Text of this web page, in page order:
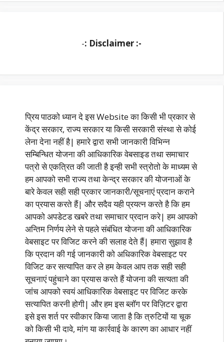
-: Disclaimer :-
प्रिय पाठको ध्यान दे इस Website का किसी भी प्रकार से
केंद्र सरकार, राज्य सरकार या किसी सरकारी संस्था से कोई
लेना देना नहीं है| हमारे द्वारा सभी जानकारी विभिन्न
सम्बिन्धित योजना की आधिकारिक वेबसाइड तथा समाचार
पत्रो से एकत्रित की जाती है इन्ही सभी स्त्रोतो के माध्यम से
हम आपको सभी राज्य तथा केन्द्र सरकार की योजनाओं के
बारे केवल सही सही प्रकार जानकारी/सूचनाएं प्रदान कराने
का प्रयास करते हैं| और सदैव यही प्रयत्न करते है कि हम
आपको अपडेटड खबरे तथा समाचार प्रदान करे| हम आपको
अन्तिम निर्णय लेने से पहले संबंधित योजना की आधिकारिक
वेबसाइट पर विजिट करने की सलाह देते हैं| हमारा सुझाव है
कि प्रदान की गई जानकारी को अधिकारिक वेबसाइट पर
विजिट कर सत्यापित कर ले हम केवल आप तक सही सही
सूचनाएं पहुंचाने का प्रयास करते हैं योजना की सत्यता की
जांच आपको स्वयं आधिकारिक वेबसाइट पर विजिट करके
सत्यापित करनी होगी| और हम इस ब्लॉग पर विज़िटर द्वारा
इसे इस शर्त पर स्वीकार किया जाता है कि त्रुटियों या चूक
को किसी भी दावे, मांग या कार्रवाई के कारण का आधार नहीं